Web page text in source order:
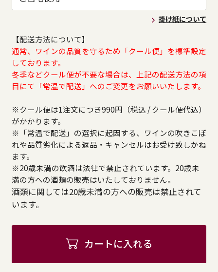
掛け紙について
【配送方法について】
通常、ワインの品質を守るため「クール便」を標準設定
しております。
冬季などクール便が不要な場合は、上記の配送方法の項
目にて「常温で配送」へのご変更をお願いいたします。
※クール便は1注文につき990円（税込 / クール便代込）
がかかります。
※「常温で配送」の選択に起因する、ワインの吹きこぼ
れや品質劣化による返品・キャンセルはお受け致しかね
ます。
※20歳未満の飲酒は法律で禁止されています。20歳未
満の方への酒類の販売はいたしておりません。
酒類に関しては20歳未満の方への販売は禁止されて
います。
カートに入れる